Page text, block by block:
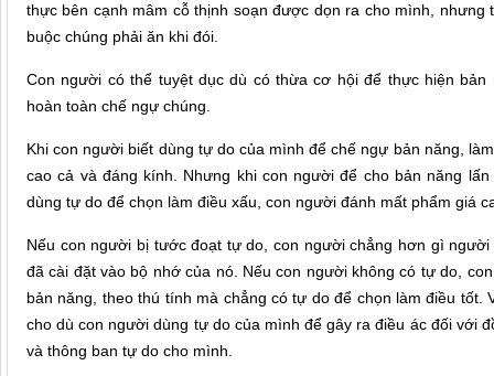
thực bên cạnh mâm cỗ thịnh soạn được dọn ra cho mình,
buộc chúng phải ăn khi đói.
Con người có thể tuyệt dục dù có thừa cơ hội để thực hiện
hoàn toàn chế ngự chúng.
Khi con người biết dùng tự do của mình để chế ngự bản năng,
cao cả và đáng kính. Nhưng khi con người để cho bản năng
dùng tự do để chọn làm điều xấu, con người đánh mất phẩm giá
Nếu con người bị tước đoạt tự do, con người chẳng hơn gì
đã cài đặt vào bộ nhớ của nó. Nếu con người không có tự do,
bản năng, theo thú tính mà chẳng có tự do để chọn làm điều
cho dù con người dùng tự do của mình để gây ra điều ác đối với
và thông ban tự do cho mình.